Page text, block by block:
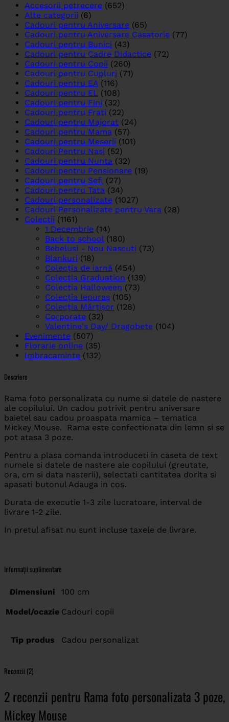
Accesorii petrecere (652)
Alte categorii (6)
Cadouri pentru Aniversare (65)
Cadouri pentru Aniversare Casatorie (77)
Cadouri pentru Bunici (43)
Cadouri pentru Cadre Didactice (72)
Cadouri pentru Copii (260)
Cadouri pentru Cupluri (71)
Cadouri pentru EA (116)
Cadouri pentru EL (108)
Cadouri pentru Fini (32)
Cadouri pentru Frati (22)
Cadouri pentru Majorat (24)
Cadouri pentru Mama (57)
Cadouri pentru Meserii (101)
Cadouri Pentru Nasi (52)
Cadouri pentru Nunta (32)
Cadouri pentru Pensionare (19)
Cadouri pentru Sefi (27)
Cadouri pentru Tata (34)
Cadouri personalizate (1027)
Cadouri Personalizate pentru Vara (28)
Colectii (1161)
1 Decembrie (14)
Back to school (180)
Bebelusi - Nou Nascuti (73)
Blankuri (18)
Colecția de iarnă (454)
Colectia Graduation (139)
Colectia Halloween (73)
Colecția Iepuraș (105)
Colecția Mărțișor (128)
Corporate (32)
Valentine's Day/ Dragobete (104)
Evenimente (507)
Florarie online (35)
Imbracaminte (132)
Descriere
Rama foto personalizata cu nume si datele de nastere
ale copilului. Un cadou potrivit pentru aniversare
baietel sau cadou proaspata mamica – tematica
Mickey Mouse. Rama este confectionata din lemn si se
pot atasa 3 poze.
Pentru a plasa comanda introduceti in caseta de text
numele si datele de nastere ale copilului (greutate,
ora, cm si data nasterii), selectati cantitatea dorita si
apasati butonul Adauga in cos.
Durata de executie 1-3 zile lucratoare, interval de
livrare 1-2 zile.
In pretul afisat nu sunt incluse taxele de livrare.
Informații suplimentare
Dimensiuni 100 cm
Model/ocazie Cadouri copii
Tip produs Cadou personalizat
Recenzii (2)
2 recenzii pentru Rama foto personalizata 3 poze,
Mickey Mouse